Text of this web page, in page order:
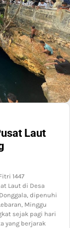
Laut
1447
Laut di Desa
dipenuhi
Minggu
sejak pagi hari
yang berjarak